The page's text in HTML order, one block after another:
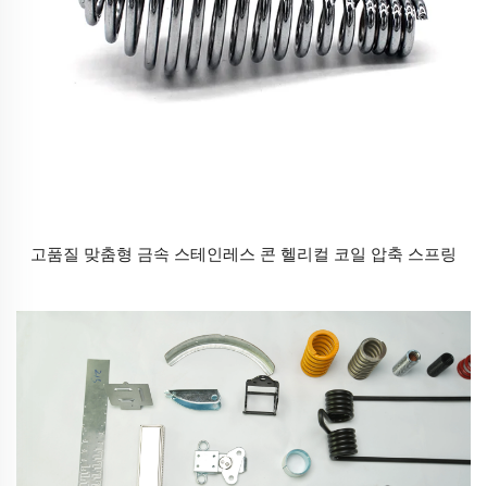
고품질 맞춤형 금속 스테인레스 콘 헬리컬 코일 압축 스프링